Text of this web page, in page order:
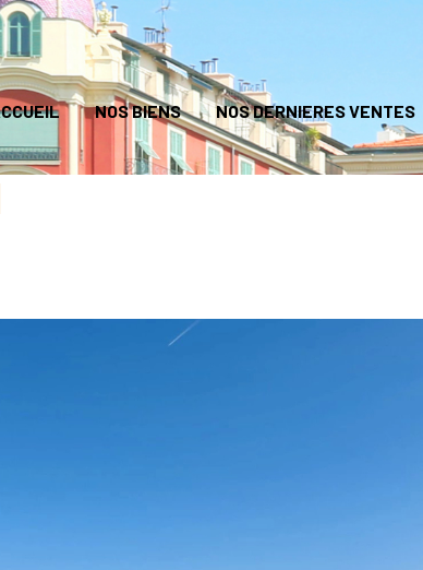
NOS BIENS NOS DERNIERES VENTES